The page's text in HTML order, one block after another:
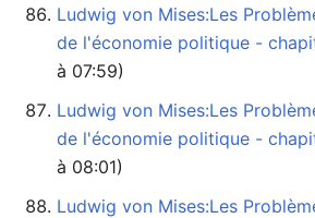
Ludwig von Mises:Les
de l'économie politique -
à 07:59)
Ludwig von Mises:Les
de l'économie politique -
à 08:01)
Ludwig von Mises:Les